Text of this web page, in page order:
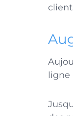
ligne